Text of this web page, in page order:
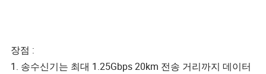
장점 :
1. 송수신기는 최대 1.25Gbps 20km 전송 거리까지 데이터